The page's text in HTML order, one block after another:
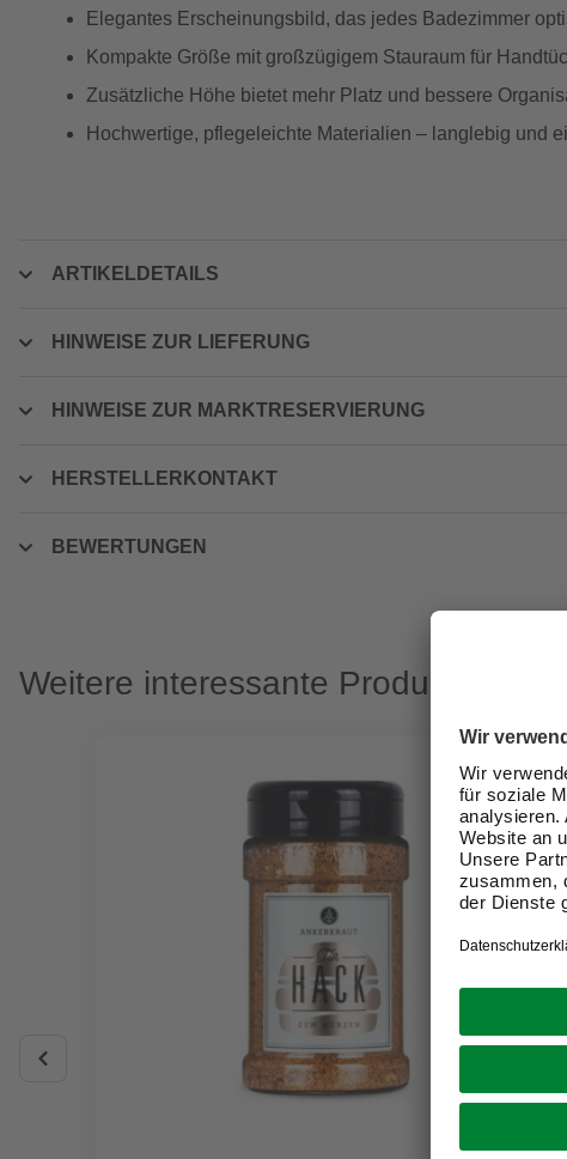
Elegantes Erscheinungsbild, das jedes Badezimmer
Kompakte Größe mit großzügigem Stauraum für
Zusätzliche Höhe bietet mehr Platz und bessere
Hochwertige, pflegeleichte Materialien – langlebig und
ARTIKELDETAILS
HINWEISE ZUR LIEFERUNG
HINWEISE ZUR MARKTRESERVIERUNG
HERSTELLERKONTAKT
BEWERTUNGEN
Weitere interessante Produkte